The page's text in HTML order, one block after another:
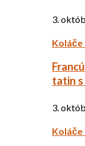
3.
Koláče
tatin
3.
Koláče